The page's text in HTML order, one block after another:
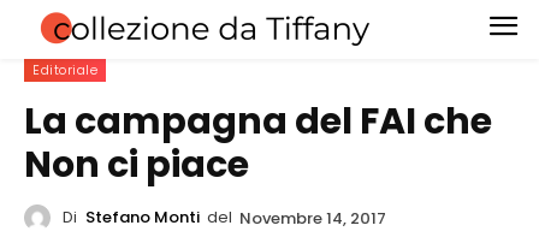
Editoriale
La campagna del FAI che
Non ci piace
Di Stefano Monti del Novembre 14, 2017